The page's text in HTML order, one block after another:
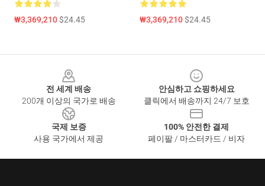
₩3,369,210$24.45 ₩3,369,210$24.45
전 세계 배송
200개 이상의 국가로 배송
안심하고 쇼핑하세요
클릭에서 배송까지 24/7 보호
국제 보증
사용 국가에서 제공
100% 안전한 결제
페이팔 / 마스터카드 / 비자